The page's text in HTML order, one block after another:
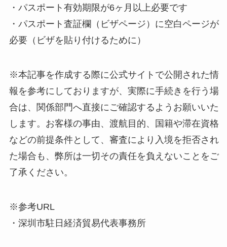
・パスポート有効期限が6ヶ月以上必要です
・パスポート査証欄（ビザページ）に空白ページが
必要（ビザを貼り付けるために）
※本記事を作成する際に公式サイトで公開された情
報を参考にしておりますが、実際に手続きを行う場
合は、関係部門へ直接にご確認するようお願いいた
します。お客様の事由、渡航目的、国籍や滞在資格
などの前提条件として、審査により入境を拒否され
た場合も、弊所は一切その責任を負えないことをご
了承ください。
※参考URL
・深圳市駐日経済貿易代表事務所